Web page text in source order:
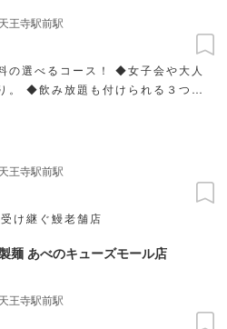
の選べるコース！ ◆女子会や大人
。 ◆飲み放題も付けられる３つの
天王寺駅前駅
歩4分】 伝統を受け継ぐ鰻老舗店
天王寺駅前駅
麺 あべのキューズモール店
天王寺駅前駅